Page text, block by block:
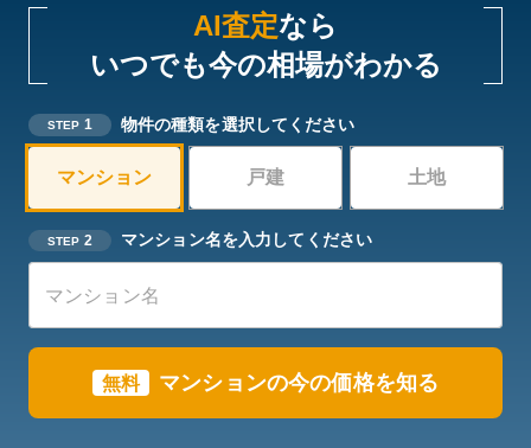
AI査定なら
いつでも今の相場がわかる
STEP 1 物件の種類を選択してください
マンション 戸建 土地
STEP 2 マンション名を入力してください
無料 マンションの今の価格を知る